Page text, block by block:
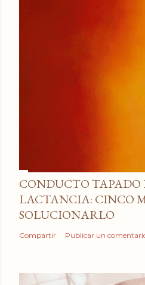
CONDUCTO
LACTANCIA: CINCO
SOLUCIONARLO
Compartir Publicar un